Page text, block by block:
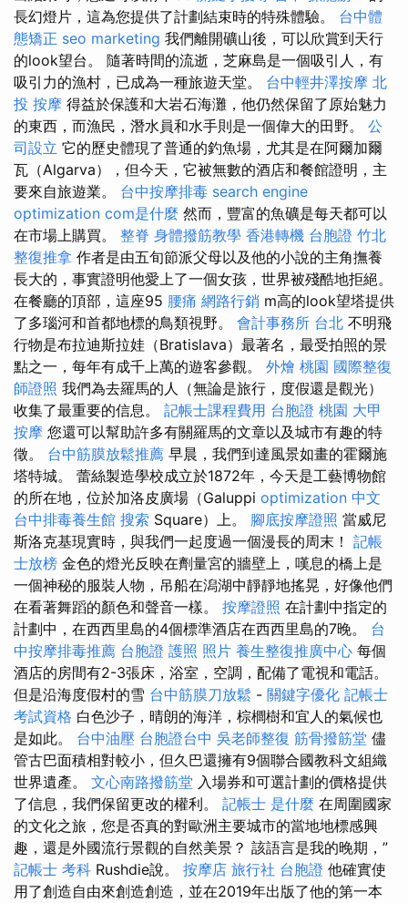
長幻燈片，這為您提供了計劃結束時的特殊體驗。 台中體
態矯正 seo marketing 我們離開礦山後，可以欣賞到天行
的look望台。 隨著時間的流逝，芝麻島是一個吸引人，有
吸引力的漁村，已成為一種旅遊天堂。 台中輕井澤按摩 北
投 按摩 得益於保護和大岩石海灘，他仍然保留了原始魅力
的東西，而漁民，潛水員和水手則是一個偉大的田野。 公
司設立 它的歷史體現了普通的釣魚場，尤其是在阿爾加爾
瓦（Algarva），但今天，它被無數的酒店和餐館證明，主
要來自旅遊業。 台中按摩排毒 search engine
optimization com是什麼 然而，豐富的魚礦是每天都可以
在市場上購買。 整脊 身體撥筋教學 香港轉機 台胞證 竹北
整復推拿 作者是由五旬節派父母以及他的小說的主角撫養
長大的，事實證明他愛上了一個女孩，世界被殘酷地拒絕。
在餐廳的頂部，這座95 腰痛 網路行銷 m高的look望塔提供
了多瑙河和首都地標的鳥類視野。 會計事務所 台北 不明飛
行物是布拉迪斯拉娃（Bratislava）最著名，最受拍照的景
點之一，每年有成千上萬的遊客參觀。 外燴 桃園 國際整復
師證照 我們為去羅馬的人（無論是旅行，度假還是觀光）
收集了最重要的信息。 記帳士課程費用 台胞證 桃園 大甲
按摩 您還可以幫助許多有關羅馬的文章以及城市有趣的特
徵。 台中筋膜放鬆推薦 早晨，我們到達風景如畫的霍爾施
塔特城。 蕾絲製造學校成立於1872年，今天是工藝博物館
的所在地，位於加洛皮廣場（Galuppi optimization 中文
台中排毒養生館 搜索 Square）上。 腳底按摩證照 當威尼
斯洛克基現實時，與我們一起度過一個漫長的周末！ 記帳
士放榜 金色的燈光反映在劑量宮的牆壁上，嘆息的橋上是
一個神秘的服裝人物，吊船在潟湖中靜靜地搖晃，好像他們
在看著舞蹈的顏色和聲音一樣。 按摩證照 在計劃中指定的
計劃中，在西西里島的4個標準酒店在西西里島的7晚。 台
中按摩排毒推薦 台胞證 護照 照片 養生整復推廣中心 每個
酒店的房間有2-3張床，浴室，空調，配備了電視和電話。
但是沿海度假村的雪 台中筋膜刀放鬆 - 關鍵字優化 記帳士
考試資格 白色沙子，晴朗的海洋，棕櫚樹和宜人的氣候也
是如此。 台中油壓 台胞證台中 吳老師整復 筋骨撥筋堂 儘
管古巴面積相對較小，但久巴還擁有9個聯合國教科文組織
世界遺產。 文心南路撥筋堂 入場券和可選計劃的價格提供
了信息，我們保留更改的權利。 記帳士 是什麼 在周圍國家
的文化之旅，您是否真的對歐洲主要城市的當地地標感興
趣，還是外國流行景觀的自然美景？ 該語言是我的晚期，”
記帳士 考科 Rushdie說。 按摩店 旅行社 台胞證 他確實使
用了創造自由來創造創造，並在2019年出版了他的第一本